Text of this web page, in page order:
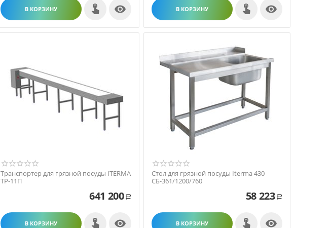
В КОРЗИНУ  В КОРЗИНУ 
Транспортер для грязной посуды ITERMA
ТР-11П
641 200 Р
В КОРЗИНУ 
Стол для грязной посуды Iterma 430
СБ-361/1200/760
58 223 Р
В КОРЗИНУ 